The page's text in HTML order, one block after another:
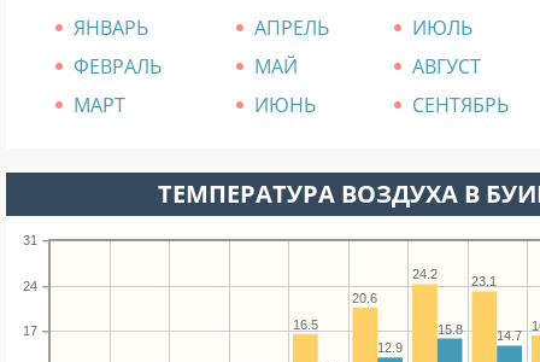
ЯНВАРЬ АПРЕЛЬ
ИЮЛЬ
ФЕВРАЛЬ
МАЙ
АВГУСТ
МАРТ
ИЮНЬ СЕНТЯБРЬ
ТЕМПЕРАТУРА ВОЗДУХА В
17
24
31
23.1
24.2
20.6
16.5
14.7
15.8
12.9